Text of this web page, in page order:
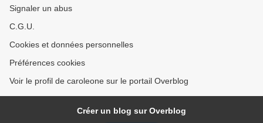
Signaler un abus
C.G.U.
Cookies et données personnelles
Préférences cookies
Voir le profil de caroleone sur le portail Overblog
Créer un blog sur Overblog